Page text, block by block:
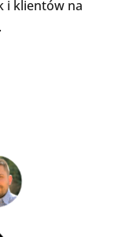
i klientów na